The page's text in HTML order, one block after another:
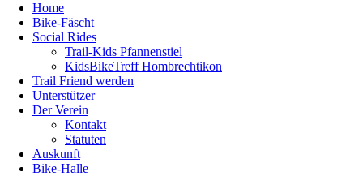
Home
Bike-Fäscht
Social Rides
Trail-Kids Pfannenstiel
KidsBikeTreff Hombrechtikon
Trail Friend werden
Unterstützer
Der Verein
Kontakt
Statuten
Auskunft
Bike-Halle